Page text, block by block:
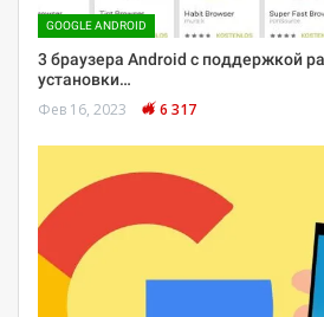
GOOGLE ANDROID
3 браузера Android с поддержкой
установки…
Фев 16, 2023 6 317